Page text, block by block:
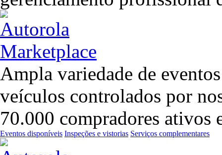
Ampla variedade de
veículos controlados por
70.000 compradores ativos
Eventos disponíveis Inspeções e vistorias Serviços complementares